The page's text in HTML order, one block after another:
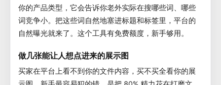
你的产品类型，它会告诉你老外实际在搜哪些词、哪些
词竞争小。把这些词自然地塞进标题和标签里，平台的
自然曝光就来了。这个工具有免费额度，新手够用。
做几张能让人想点进来的展示图
买家在平台上看不到你的文件内容，买不买全看你的展